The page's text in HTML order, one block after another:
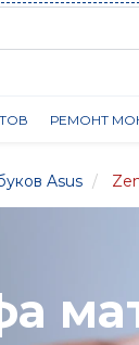
РЕМОНТ
Asus